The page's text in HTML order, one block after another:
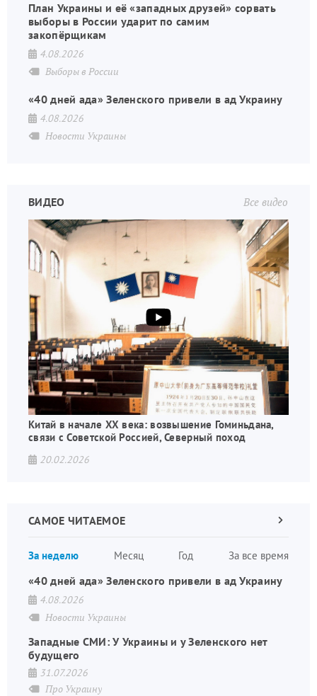
План Украины и её «западных друзей» сорвать
выборы в России ударит по самим
закопёрщикам
4.08.2026
Выборы в России
«40 дней ада» Зеленского привели в ад Украину
4.08.2026
Новости Украины
Все видео
ВИДЕО
Китай в начале XX века: возвышение Гоминьдана,
связи с Советской Россией, Северный поход
20.02.2026
САМОЕ ЧИТАЕМОЕ
За неделю Месяц Год За все время
Следующая
«40 дней ада» Зеленского привели в ад Украину
4.08.2026
Новости Украины
Западные СМИ: У Украины и у Зеленского нет
будущего
31.07.2026
Про Украину